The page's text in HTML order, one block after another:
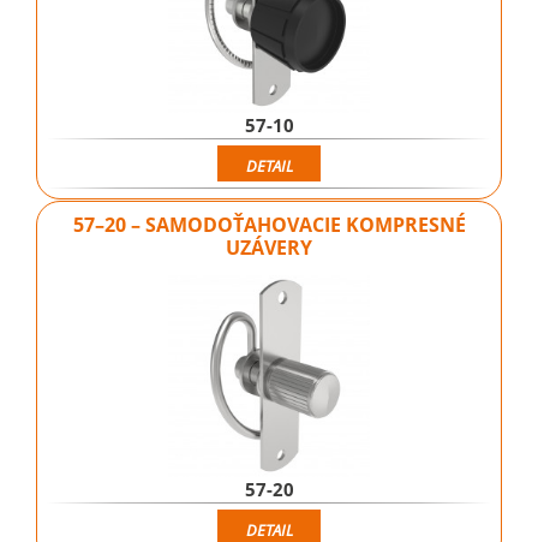
57-10
DETAIL
57–20 – SAMODOŤAHOVACIE KOMPRESNÉ
UZÁVERY
57-20
DETAIL